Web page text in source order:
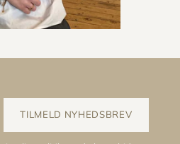
TILMELD NYHEDSBREV